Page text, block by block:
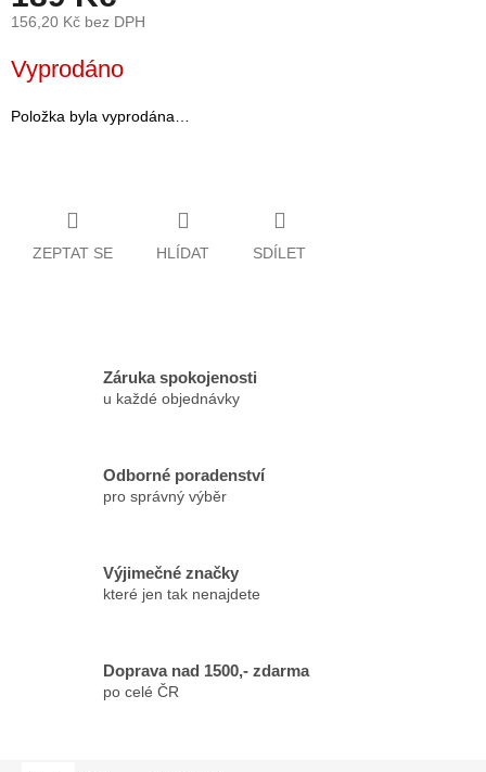
Novinky
Prodejny
156,20 Kč bez DPH
cena:
Vyprodáno
Položka byla vyprodána…
ZEPTAT SE HLÍDAT SDÍLET
Záruka spokojenosti
u každé objednávky
Odborné poradenství
pro správný výběr
Výjimečné značky
které jen tak nenajdete
Doprava nad 1500,- zdarma
po celé ČR